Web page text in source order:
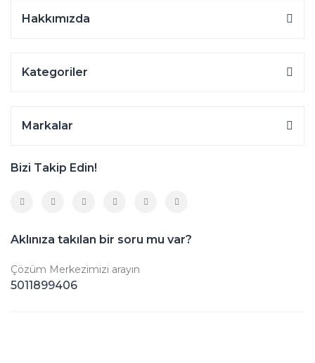
Hakkımızda
Kategoriler
Markalar
Bizi Takip Edin!
Aklınıza takılan bir soru mu var?
Çözüm Merkezimizi arayın
5011899406